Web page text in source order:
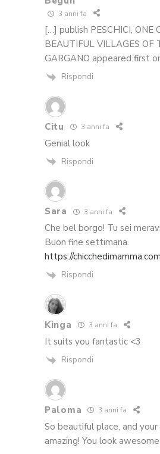
3 anni fa
[…] publish PESCHICI, ONE
BEAUTIFUL VILLAGES OF
GARGANO appeared first
Rispondi
Citu 3 anni fa
Genial look
Rispondi
Sara 3 anni fa
Che bel borgo! Tu sei
Buon fine settimana.
https://
Rispondi
Kinga 3 anni fa
It suits you fantastic <3
Rispondi
Paloma 3 anni fa
So beautiful place, and
amazing! You look